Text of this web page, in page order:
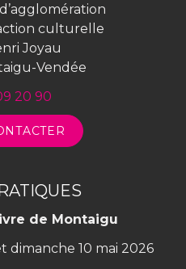
culturelle
Joyau
Vendée
20 90
de Montaigu
dimanche 10 mai 2026